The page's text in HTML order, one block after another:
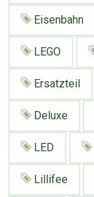
Eisenbahn
LEGO
Ersatzteil
Deluxe
LED
Lillifee